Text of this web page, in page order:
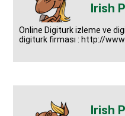
Online Digiturk izleme ve
digiturk firması : http://